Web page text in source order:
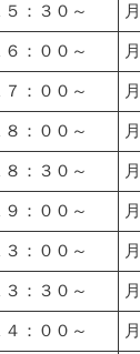
５：３０～
６：００～
７：００～
８：００～
８：３０～
９：００～
３：００～
３：３０～
４：００～